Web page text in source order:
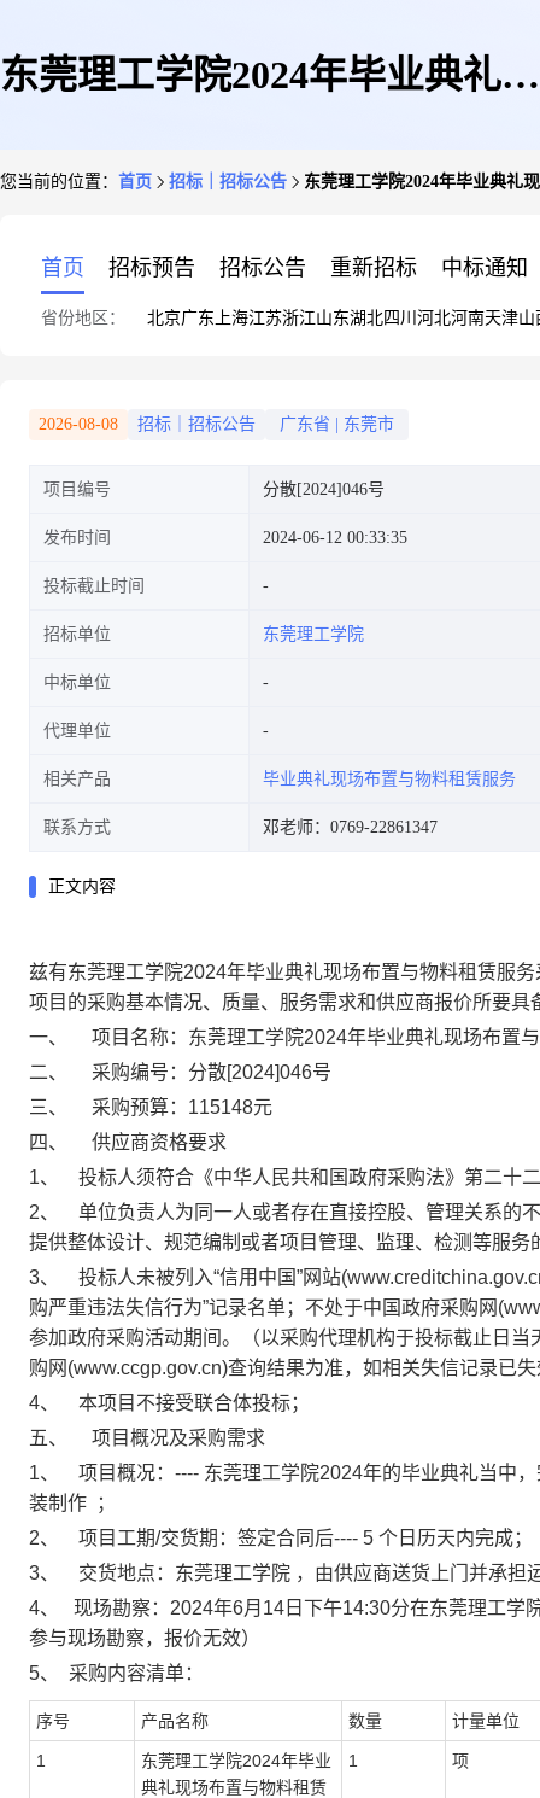
东莞理工学院2024年毕业典礼现
您当前的位置： 首页 招标｜招标公告 东莞理工学院2024年毕业典礼
首页 招标预告 招标公告 重新招标 中标通知
省份地区： 北京广东 上海江苏浙江山东湖北四川 河北河南天津山
2026-08-08 招标｜招标公告 广东省 东莞市
项目编号 分散[2024]046号
发布时间 2024-06-12 00:33:35
投标截止时间
招标单位 东莞理工学院
中标单位
代理单位
相关产品 毕业典礼现场布置与物料租赁服务
联系方式 邓老师：0769-22861347
正文内容
兹有东莞理工学院2024年毕业典礼现场布置与物料租赁服
项目的采购基本情况、质量、服务需求和供应商报价所要具
一、
项目名称： 东莞理工学院2024年毕业典礼现场布置
二、
采购编号： 分散[2024]046号
三、
采购预算： 115148元
四、
供应商资格要求
1、
投标人须符合《中华人民共和国政府采购法》第二十
2、
单位负责人为同一人或者存在直接控股、管理关系的
提供整体设计、规范编制或者项目管理、监理、检测等服
3、 投标人未被列入“信用中国”网站
购严重违法失信行为”记录名单；不处于中国政府采购网
参加政府采购活动期间。（以采购代理机构于投标截止日当
购网 (www.ccgp.gov.cn)查询结果为准，如相关失信记录已
4、
本项目不接受联合体投标；
五、
项目概况及采购需求
1、 项目概况： ---- 东莞理工学院2024年的毕业典礼当中
装制作
；
2、 项目工期/交货期：签定合同后---- 5 个日历天内完成；
3、 交货地点： 东莞理工学院 ， 由供应商送货上门并承担
4、 现场勘察：2024年6月14日下午14:30分在东莞理工
参与现场勘察，报价无效）
5、
采购内容清单：
序号 产品名称 数量 计量单位
1
东莞理工学院2024年毕业
典礼现场布置与物料租赁
1 项